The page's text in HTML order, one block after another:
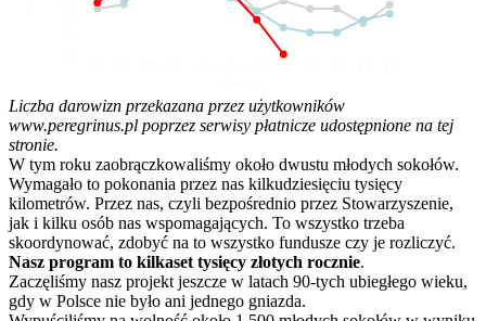
Liczba darowizn przekazana przez użytkowników
www.peregrinus.pl poprzez serwisy płatnicze udostępnione na tej
stronie.
W tym roku zaobrączkowaliśmy około dwustu młodych sokołów.
Wymagało to pokonania przez nas kilkudziesięciu tysięcy
kilometrów. Przez nas, czyli bezpośrednio przez Stowarzyszenie,
jak i kilku osób nas wspomagających. To wszystko trzeba
skoordynować, zdobyć na to wszystko fundusze czy je rozliczyć.
Nasz program to kilkaset tysięcy złotych rocznie.
Zaczęliśmy nasz projekt jeszcze w latach 90-tych ubiegłego wieku,
gdy w Polsce nie było ani jednego gniazda.